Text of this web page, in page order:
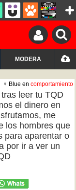
MODERA
♀ Blue en comportamiento
leer tu TQD
el dinero en
me
los hombres que
para aparentar o
por ir a ver un